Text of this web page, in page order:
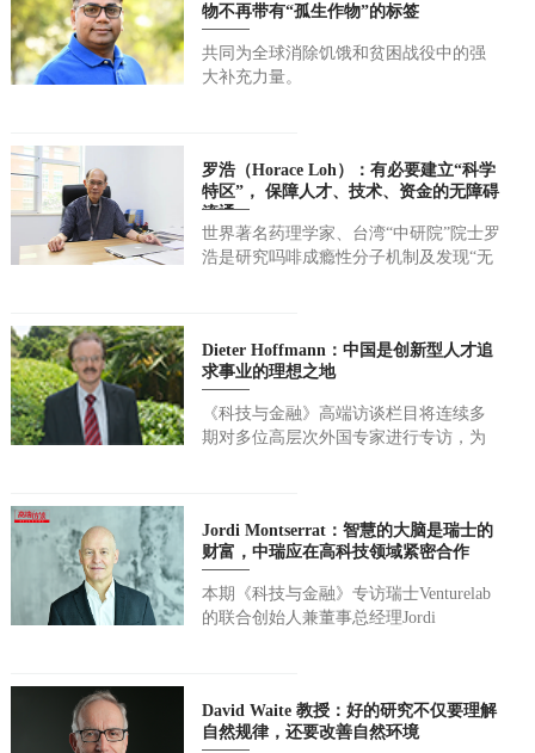
物不再带有“孤生作物”的标签
共同为全球消除饥饿和贫困战役中的强
大补充力量。
罗浩（Horace Loh）：有必要建立“科学
特区”， 保障人才、技术、资金的无障碍
流通
世界著名药理学家、台湾“中研院”院士罗
浩是研究吗啡成瘾性分子机制及发现“无
Dieter Hoffmann：中国是创新型人才追
求事业的理想之地
《科技与金融》高端访谈栏目将连续多
期对多位高层次外国专家进行专访，为
Jordi Montserrat：智慧的大脑是瑞士的
财富，中瑞应在高科技领域紧密合作
本期《科技与金融》专访瑞士Venturelab
的联合创始人兼董事总经理Jordi
David Waite 教授：好的研究不仅要理解
自然规律，还要改善自然环境